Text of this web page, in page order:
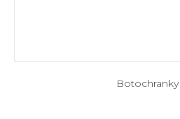
Botochranky